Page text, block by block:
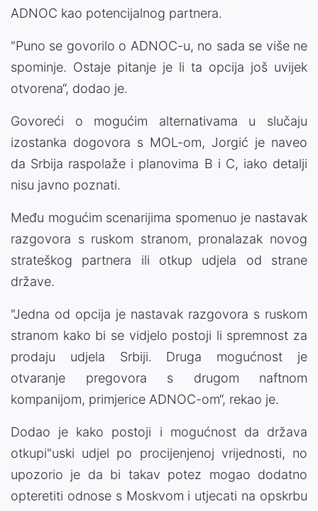
ADNOC kao potencijalnog partnera.
"Puno se govorilo o ADNOC-u, no sada se više ne
spominje. Ostaje pitanje je li ta opcija još uvijek
otvorena“, dodao je.
Govoreći o mogućim alternativama u slučaju
izostanka dogovora s MOL-om, Jorgić je naveo
da Srbija raspolaže i planovima B i C, iako detalji
nisu javno poznati.
Među mogućim scenarijima spomenuo je nastavak
razgovora s ruskom stranom, pronalazak novog
strateškog partnera ili otkup udjela od strane
države.
"Jedna od opcija je nastavak razgovora s ruskom
stranom kako bi se vidjelo postoji li spremnost za
prodaju udjela Srbiji. Druga mogućnost je
otvaranje pregovora s drugom naftnom
kompanijom, primjerice ADNOC-om“, rekao je.
Dodao je kako postoji i mogućnost da država
otkupi"uski udjel po procijenjenoj vrijednosti, no
upozorio je da bi takav potez mogao dodatno
opteretiti odnose s Moskvom i utjecati na opskrbu